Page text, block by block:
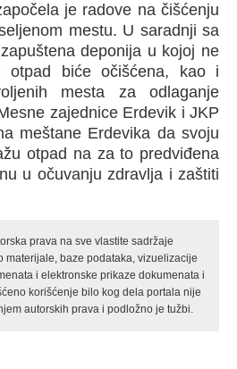
je radove na čišćenju
mestu. U saradnji sa
deponija u kojoj ne
otpad biće očišćena, kao i
mesta za odlaganje
zajednice Erdevik i JKP
meštane Erdevika da svoju
otpad na za to predviđena
u očuvanju zdravlja i zaštiti
prava na sve vlastite sadržaje
materijale, baze podataka, vizuelizacije
i elektronske prikaze dokumenata i
korišćenje bilo kog dela portala nije
autorskih prava i podložno je tužbi.